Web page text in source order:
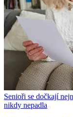
Senioři se dočkají
nikdy nepadla